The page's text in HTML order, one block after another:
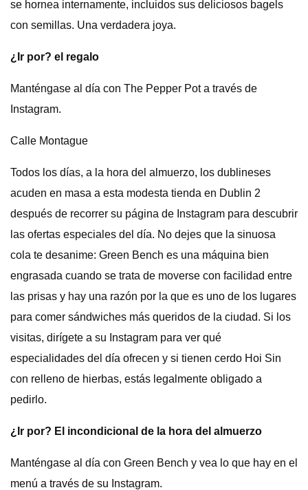
se hornea internamente, incluidos sus deliciosos bagels
con semillas. Una verdadera joya.
¿Ir por? el regalo
Manténgase al día con The Pepper Pot a través de
Instagram.
Calle Montague
Todos los días, a la hora del almuerzo, los dublineses
acuden en masa a esta modesta tienda en Dublin 2
después de recorrer su página de Instagram para descubrir
las ofertas especiales del día. No dejes que la sinuosa
cola te desanime: Green Bench es una máquina bien
engrasada cuando se trata de moverse con facilidad entre
las prisas y hay una razón por la que es uno de los lugares
para comer sándwiches más queridos de la ciudad. Si los
visitas, dirígete a su Instagram para ver qué
especialidades del día ofrecen y si tienen cerdo Hoi Sin
con relleno de hierbas, estás legalmente obligado a
pedirlo.
¿Ir por? El incondicional de la hora del almuerzo
Manténgase al día con Green Bench y vea lo que hay en el
menú a través de su Instagram.